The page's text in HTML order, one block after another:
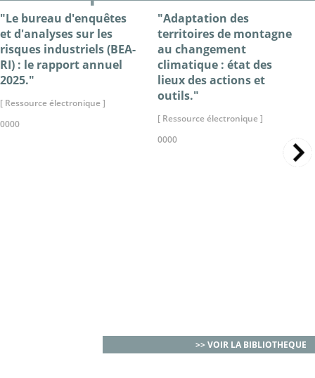
"Le bureau d'enquêtes
et d'analyses sur les
risques industriels (BEA-
RI) : le rapport annuel
2025."
[ Ressource électronique ]
0000
"Adaptation des
territoires de montagne
au changement
climatique : état des
lieux des actions et
outils."
[ Ressource électronique ]
0000
>> VOIR LA BIBLIOTHEQUE